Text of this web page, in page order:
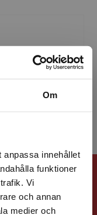
Om
anpassa innehållet
funktioner
Vi
och annan
medier och
lärare i